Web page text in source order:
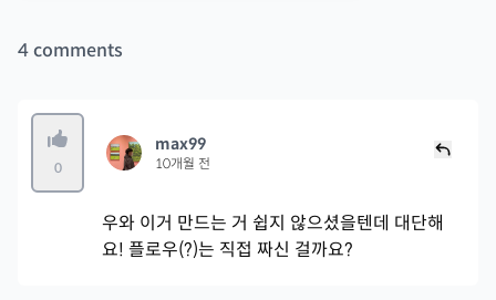
4comments
0
max99
10개월 전
우와 이거 만드는 거 쉽지 않으셨을텐데 대단해
요! 플로우(?)는 직접 짜신 걸까요?